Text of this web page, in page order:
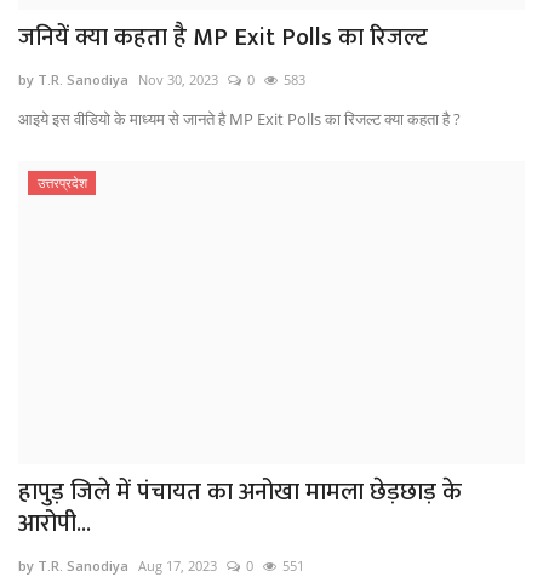
जनियें क्या कहता है MP Exit Polls का रिजल्ट
by T.R. Sanodiya Nov 30, 2023 0 583
आइये इस वीडियो के माध्यम से जानते है MP Exit Polls का रिजल्ट क्या कहता है ?
उत्तरप्रदेश
हापुड़ जिले में पंचायत का अनोखा मामला छेड़छाड़ के
आरोपी...
by T.R. Sanodiya Aug 17, 2023 0 551